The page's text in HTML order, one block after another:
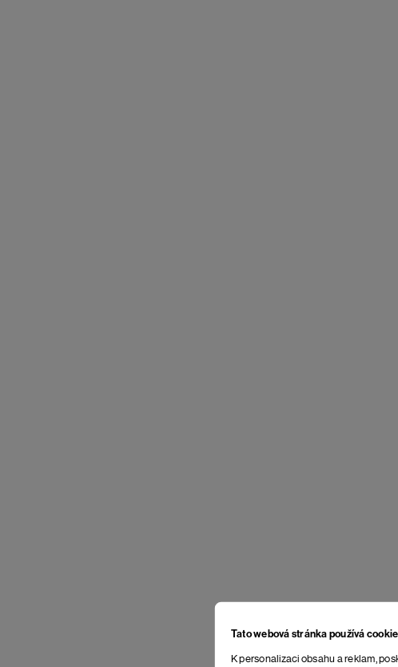
Tato webová stránka používá
K personalizaci obsahu a reklam,